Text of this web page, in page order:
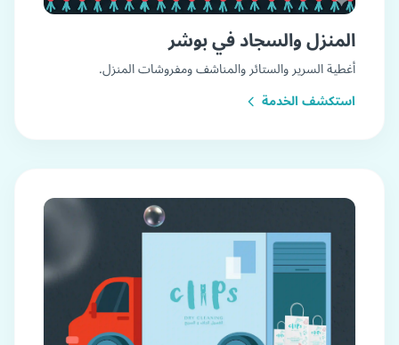
المنزل والسجاد في بوشر
أغطية السرير والستائر والمناشف ومفروشات المنزل.
استكشف الخدمة